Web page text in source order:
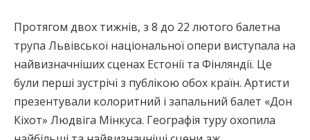
Протягом двох тижнів, з 8 до 22 лютого балетна
трупа Львівської національної опери виступала на
найвизначніших сценах Естонії та Фінляндії. Це
були перші зустрічі з публікою обох країн. Артисти
презентували колоритний і запальний балет «Дон
Кіхот» Людвіга Мінкуса. Географія туру охопила